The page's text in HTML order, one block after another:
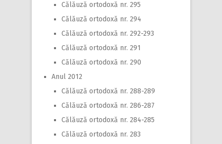
Călăuză ortodoxă nr. 295
Călăuză ortodoxă nr. 294
Călăuză ortodoxă nr. 292-293
Călăuză ortodoxă nr. 291
Călăuză ortodoxă nr. 290
Anul 2012
Călăuză ortodoxă nr. 288-289
Călăuză ortodoxă nr. 286-287
Călăuză ortodoxă nr. 284-285
Călăuză ortodoxă nr. 283